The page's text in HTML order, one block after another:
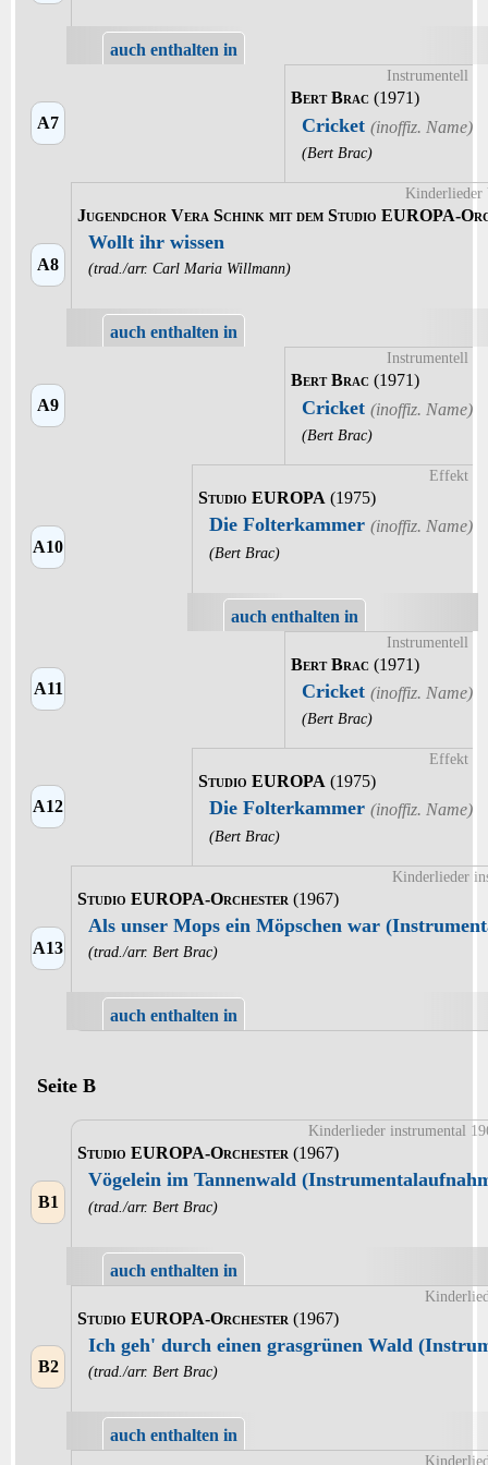
auch enthalten in
A7
Instrumentell
Bert Brac (1971)
Cricket
(Bert Brac)
A8
Kinderlieder
Jugendchor Vera Schink mit dem Studio EUROPA-
Wollt ihr wissen
(trad./arr. Carl Maria Willmann)
auch enthalten in
A9
Instrumentell
Bert Brac (1971)
Cricket
(Bert Brac)
A10
Effekt
Studio EUROPA (1975)
Die Folterkammer
(Bert Brac)
auch enthalten in
A11
Instrumentell
Bert Brac (1971)
Cricket
(Bert Brac)
A12
Effekt
Studio EUROPA (1975)
Die Folterkammer
(Bert Brac)
A13
Kinderlieder
Studio EUROPA-Orchester (1967)
Als unser Mops ein Möpschen war
(trad./arr. Bert Brac)
auch enthalten in
Seite B
B1
Kinderlieder instrumental
Studio EUROPA-Orchester (1967)
Vögelein im Tannenwald
(trad./arr. Bert Brac)
auch enthalten in
B2
Studio EUROPA-Orchester (1967)
Ich geh' durch einen grasgrünen Wald
(trad./arr. Bert Brac)
auch enthalten in